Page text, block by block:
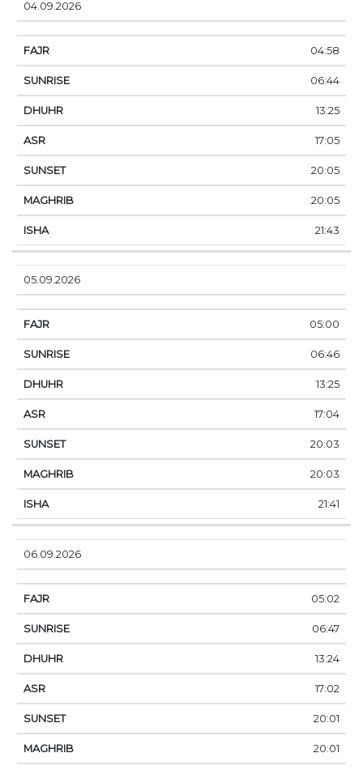
04.09.2026
04:58
06:44
13:25
17:05
20:05
20:05
21:43
05.09.2026
05:00
06:46
13:25
17:04
20:03
20:03
21:41
06.09.2026
05:02
06:47
13:24
17:02
20:01
20:01